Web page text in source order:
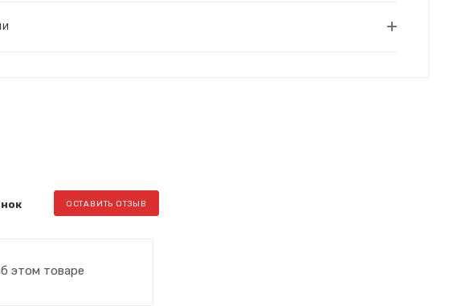
ОСТАВИТЬ ОТЗЫВ
этом товаре